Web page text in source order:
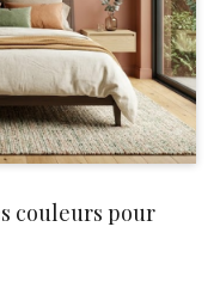
couleurs pour